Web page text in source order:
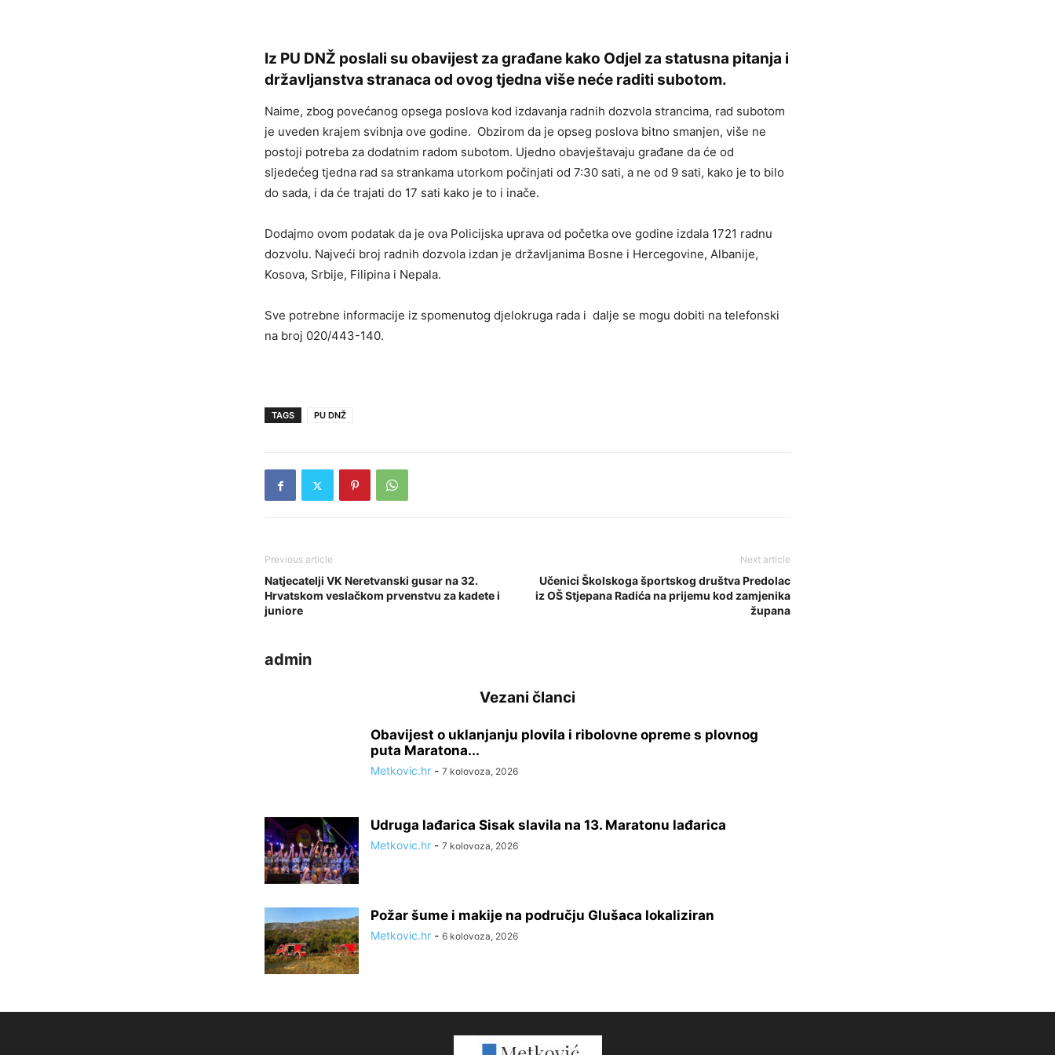
Iz PU DNŽ poslali su obavijest za građane kako Odjel za statusna pitanja i
državljanstva stranaca od ovog tjedna više neće raditi subotom.
Naime, zbog povećanog opsega poslova kod izdavanja radnih dozvola strancima, rad subotom
je uveden krajem svibnja ove godine. Obzirom da je opseg poslova bitno smanjen, više ne
postoji potreba za dodatnim radom subotom. Ujedno obavještavaju građane da će od
sljedećeg tjedna rad sa strankama utorkom počinjati od 7:30 sati, a ne od 9 sati, kako je to bilo
do sada, i da će trajati do 17 sati kako je to i inače.
Dodajmo ovom podatak da je ova Policijska uprava od početka ove godine izdala 1721 radnu
dozvolu. Najveći broj radnih dozvola izdan je državljanima Bosne i Hercegovine, Albanije,
Kosova, Srbije, Filipina i Nepala.
Sve potrebne informacije iz spomenutog djelokruga rada i dalje se mogu dobiti na telefonski
na broj 020/443-140.
TAGS PU DNŽ
Previous article
Natjecatelji VK Neretvanski gusar na 32.
Hrvatskom veslačkom prvenstvu za kadete i
juniore
Next article
Učenici Školskoga športskog društva Predolac
iz OŠ Stjepana Radića na prijemu kod zamjenika
župana
admin
Vezani članci
Obavijest o uklanjanju plovila i ribolovne opreme s plovnog
puta Maratona...
Metkovic.hr - 7 kolovoza, 2026
Udruga lađarica Sisak slavila na 13. Maratonu lađarica
Metkovic.hr - 7 kolovoza, 2026
Požar šume i makije na području Glušaca lokaliziran
Metkovic.hr - 6 kolovoza, 2026